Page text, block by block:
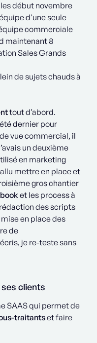
début novembre
d’une seule
commerciale
maintenant 8
Sales Grands
de sujets chauds à
tout d’abord.
dernier pour
vue commercial, il
un deuxième
en marketing
mettre en place et
gros chantier
et les process à
des scripts
en place des
de
je re-teste sans
clients
SAAS qui permet de
traitantset faire